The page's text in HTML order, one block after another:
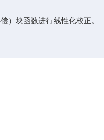
块函数进行线性化校正。